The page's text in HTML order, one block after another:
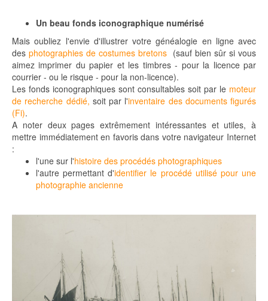
Un beau fonds iconographique numérisé
Mais oubliez l'envie d'illustrer votre généalogie en ligne avec
des photographies de costumes bretons (sauf bien sûr si vous
aimez imprimer du papier et les timbres - pour la licence par
courrier - ou le risque - pour la non-licence).
Les fonds iconographiques sont consultables soit par le moteur
de recherche dédié, soit par l'inventaire des documents figurés
(Fi).
A noter deux pages extrêmement intéressantes et utiles, à
mettre immédiatement en favoris dans votre navigateur Internet
:
l'une sur l'histoire des procédés photographiques
l'autre permettant d'identifier le procédé utilisé pour une
photographie ancienne